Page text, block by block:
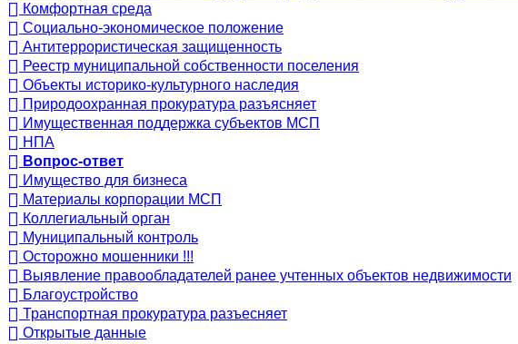
Комфортная среда
Социально-экономическое положение
Антитеррористическая защищенность
Реестр муниципальной собственности поселения
Объекты историко-культурного наследия
Природоохранная прокуратура разъясняет
Имущественная поддержка субъектов МСП
НПА
Вопрос-ответ
Имущество для бизнеса
Материалы корпорации МСП
Коллегиальный орган
Муниципальный контроль
Осторожно мошенники !!!
Выявление правообладателей ранее учтенных объектов недвижимости
Благоустройство
Транспортная прокуратура разъесняет
Открытые данные